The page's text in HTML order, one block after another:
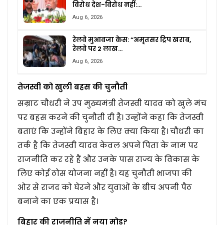
विरोध देश-विरोध नहीं:…
Aug 6, 2026
रेलवे मुआवजा केस: “अमृतसर ट्रिप खराब,
रेलवे पर 2 लाख…
Aug 6, 2026
तेजस्वी को खुली बहस की चुनौती
सम्राट चौधरी ने उप मुख्यमंत्री तेजस्वी यादव को खुले मंच
पर बहस करने की चुनौती दी है। उन्होंने कहा कि तेजस्वी
बताएं कि उन्होंने बिहार के लिए क्या किया है। चौधरी का
तर्क है कि तेजस्वी यादव केवल अपने पिता के नाम पर
राजनीति कर रहे हैं और उनके पास राज्य के विकास के
लिए कोई ठोस योजना नहीं है। यह चुनौती भाजपा की
ओर से राजद को घेरने और युवाओं के बीच अपनी पैठ
बनाने का एक प्रयास है।
बिहार की राजनीति में नया मोड़?